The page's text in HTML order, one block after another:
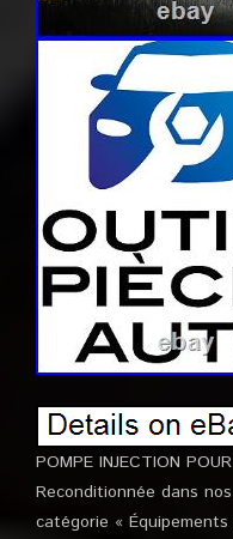
POMPE INJECTION
Reconditionnée dans
catégorie «